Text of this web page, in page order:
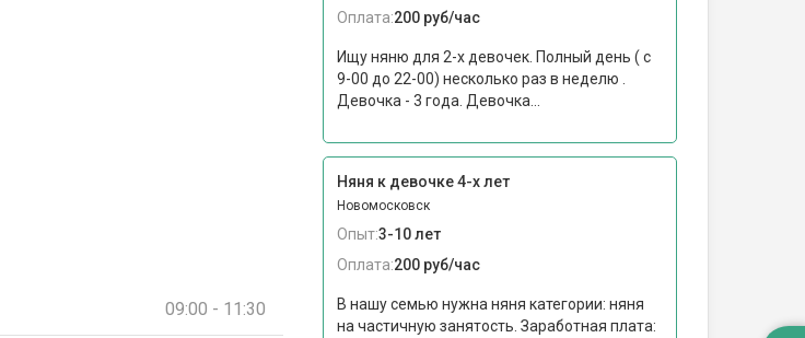
09:00 - 11:30
Оплата:200 руб/час
Ищу няню для 2-х девочек. Полный день ( с
9-00 до 22-00) несколько раз в неделю .
Девочка - 3 года. Девочка...
Няня к девочке 4-х лет
Новомосковск
Опыт:3-10 лет
Оплата:200 руб/час
В нашу семью нужна няня категории: няня
на частичную занятость. Заработная плата: